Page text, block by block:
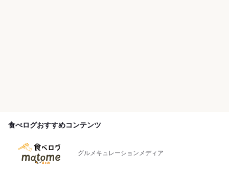
食べログおすすめコンテンツ
グルメキュレーションメディア